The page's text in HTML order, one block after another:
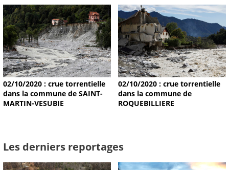
02/10/2020 : crue torrentielle
dans la commune de SAINT-
MARTIN-VESUBIE
02/10/2020 : crue torrentielle
dans la commune de
ROQUEBILLIERE
Les derniers reportages